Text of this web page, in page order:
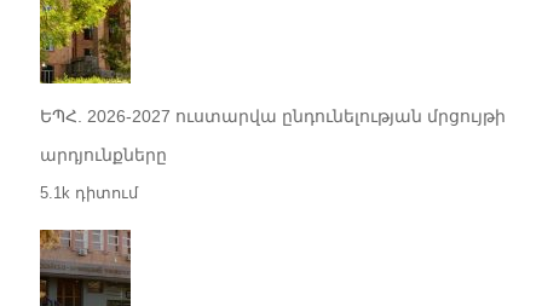
ԵՊՀ. 2026-2027 ուստարվա ընդունելության մրցույթի
արդյունքները
5.1k դիտում